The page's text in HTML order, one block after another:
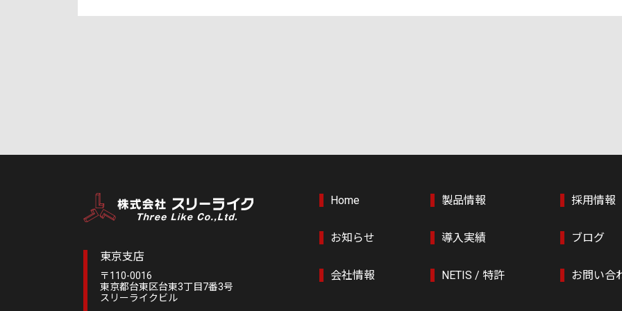
東京支店
〒110-0016
東京都台東区台東3丁目7番3号
スリーライクビル
Home
お知らせ
会社情報
製品情報
導入実績
NETIS / 特許
採用情報
ブログ
お問い合